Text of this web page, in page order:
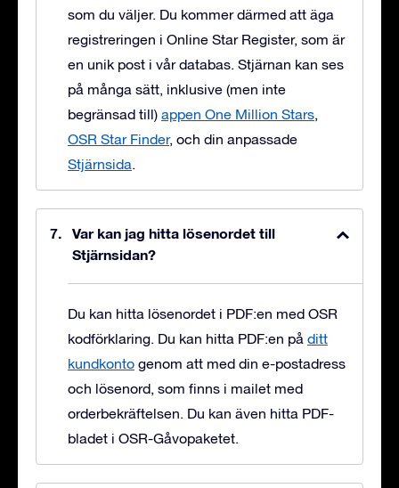
som du väljer. Du kommer därmed att äga
registreringen i Online Star Register, som är
en unik post i vår databas. Stjärnan kan ses
på många sätt, inklusive (men inte
begränsad till) appen One Million Stars,
OSR Star Finder, och din anpassade
Stjärnsida.
Var kan jag hitta lösenordet till
Stjärnsidan?
Du kan hitta lösenordet i PDF:en med OSR
kodförklaring. Du kan hitta PDF:en på ditt
kundkonto genom att med din e-postadress
och lösenord, som finns i mailet med
orderbekräftelsen. Du kan även hitta PDF-
bladet i OSR-Gåvopaketet.